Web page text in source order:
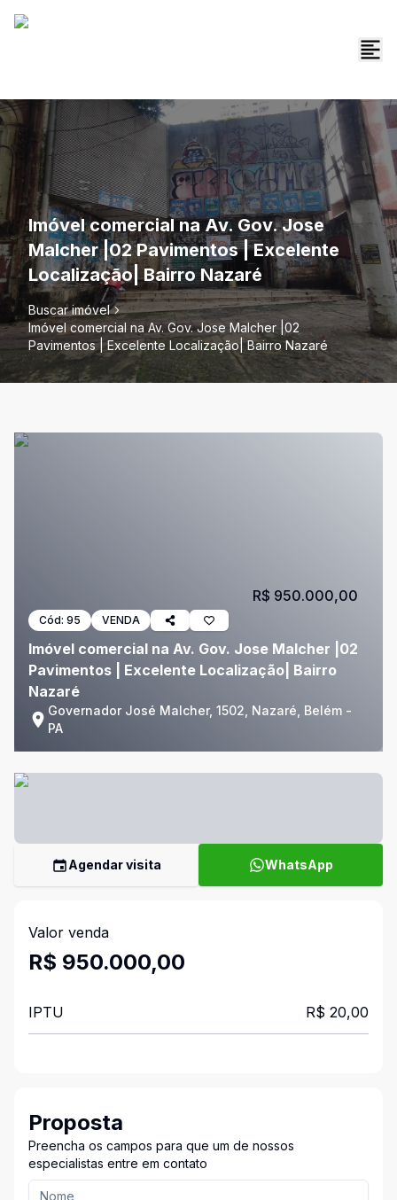
Imóvel comercial na Av. Gov. Jose
Malcher |02 Pavimentos | Excelente
Localização| Bairro Nazaré
Buscar imóvel
Imóvel comercial na Av. Gov. Jose Malcher |02
Pavimentos | Excelente Localização| Bairro Nazaré
Cód: 95 VENDA
Imóvel comercial na Av. Gov. Jose Malcher |02
Pavimentos | Excelente Localização| Bairro
Nazaré
Governador José Malcher, 1502, Nazaré, Belém -
PA
R$ 950.000,00
Agendar visita WhatsApp
Valor venda
R$ 950.000,00
IPTU R$ 20,00
Proposta
Preencha os campos para que um de nossos
especialistas entre em contato